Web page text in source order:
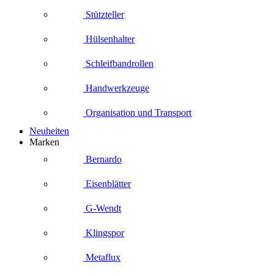
Stützteller
Hülsenhalter
Schleifbandrollen
Handwerkzeuge
Organisation und Transport
Neuheiten
Marken
Bernardo
Eisenblätter
G-Wendt
Klingspor
Metaflux